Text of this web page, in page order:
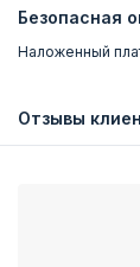
Безопасная
Наложенный
Отзывы